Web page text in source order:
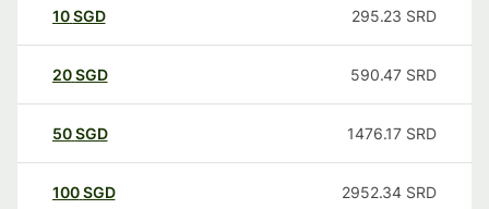
10SGD 295.23 SRD
20SGD 590.47 SRD
50SGD 1476.17 SRD
100SGD 2952.34 SRD